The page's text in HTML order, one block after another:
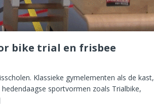
bike trial en frisbee
Klassieke gymelementen als de kast,
sportvormen zoals Trialbike,